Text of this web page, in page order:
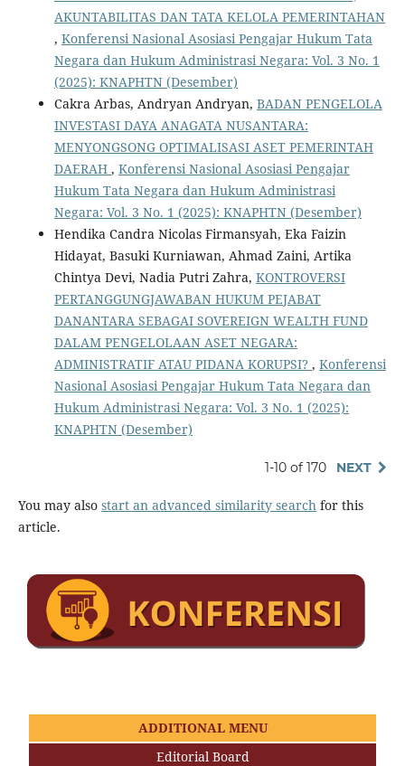
AKUNTABILITAS DAN TATA KELOLA PEMERINTAHAN
, Konferensi Nasional Asosiasi Pengajar Hukum Tata
Negara dan Hukum Administrasi Negara: Vol. 3 No. 1
(2025): KNAPHTN (Desember)
Cakra Arbas, Andryan Andryan, BADAN PENGELOLA
INVESTASI DAYA ANAGATA NUSANTARA:
MENYONGSONG OPTIMALISASI ASET PEMERINTAH
DAERAH , Konferensi Nasional Asosiasi Pengajar
Hukum Tata Negara dan Hukum Administrasi
Negara: Vol. 3 No. 1 (2025): KNAPHTN (Desember)
Hendika Candra Nicolas Firmansyah, Eka Faizin
Hidayat, Basuki Kurniawan, Ahmad Zaini, Artika
Chintya Devi, Nadia Putri Zahra, KONTROVERSI
PERTANGGUNGJAWABAN HUKUM PEJABAT
DANANTARA SEBAGAI SOVEREIGN WEALTH FUND
DALAM PENGELOLAAN ASET NEGARA:
ADMINISTRATIF ATAU PIDANA KORUPSI? , Konferensi
Nasional Asosiasi Pengajar Hukum Tata Negara dan
Hukum Administrasi Negara: Vol. 3 No. 1 (2025):
KNAPHTN (Desember)
1-10 of 170 NEXT
You may also start an advanced similarity searchfor this
article.
ADDITIONAL MENU
Editorial Board